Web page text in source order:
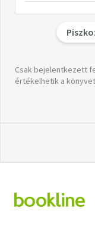
Csak bejelentkezett
értékelhetik a